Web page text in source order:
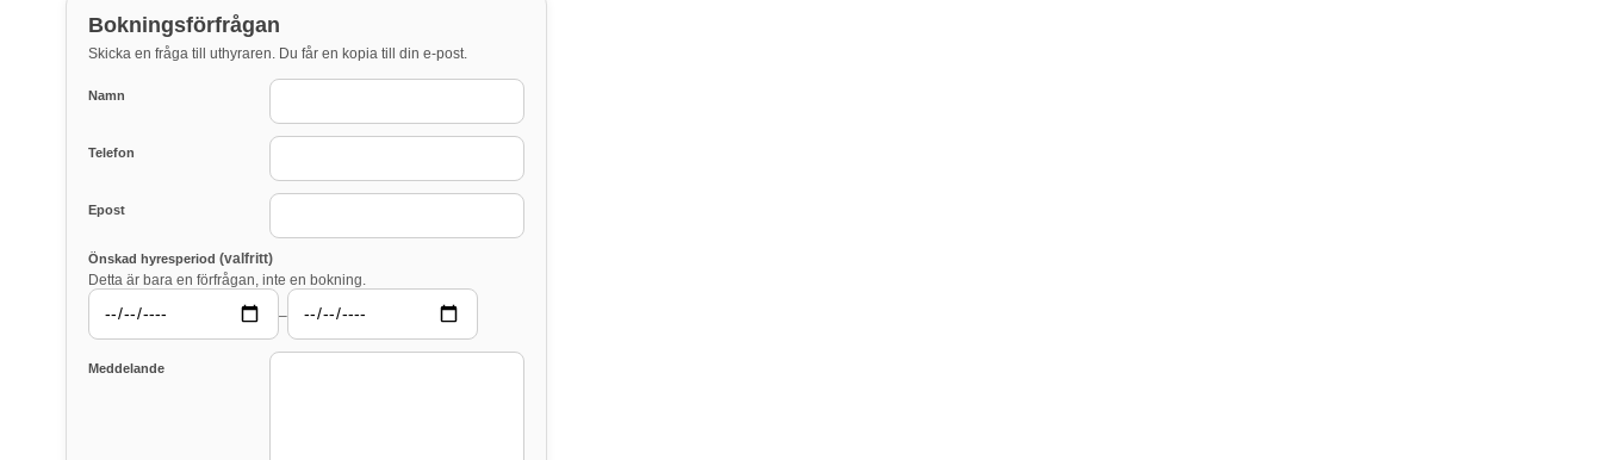
Bokningsförfrågan
Skicka en fråga till uthyraren. Du får en kopia till din e-post.
Namn
Telefon
Epost
Önskad hyresperiod (valfritt)
Detta är bara en förfrågan, inte en bokning.
–
Meddelande